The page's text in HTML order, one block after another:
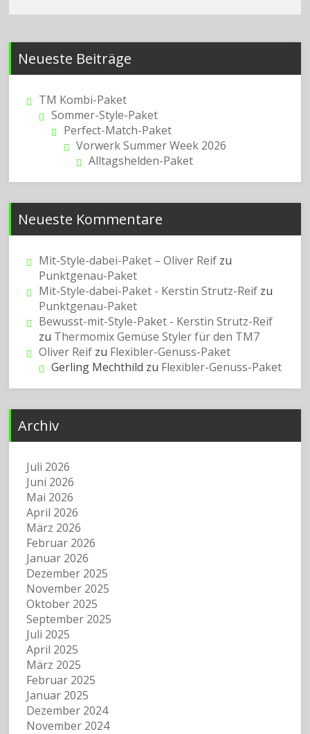
Neueste Beiträge
TM Kombi-Paket
Sommer-Style-Paket
Perfect-Match-Paket
Vorwerk Summer Week 2026
Alltagshelden-Paket
Neueste Kommentare
Mit-Style-dabei-Paket – Oliver Reif zu
Punktgenau-Paket
Mit-Style-dabei-Paket - Kerstin Strutz-Reif zu
Punktgenau-Paket
Bewusst-mit-Style-Paket - Kerstin Strutz-Reif
zu Thermomix Gemüse Styler für den TM7
Oliver Reif zu Flexibler-Genuss-Paket
Gerling Mechthild zu Flexibler-Genuss-Paket
Archiv
Juli 2026
Juni 2026
Mai 2026
April 2026
März 2026
Februar 2026
Januar 2026
Dezember 2025
November 2025
Oktober 2025
September 2025
Juli 2025
April 2025
März 2025
Februar 2025
Januar 2025
Dezember 2024
November 2024